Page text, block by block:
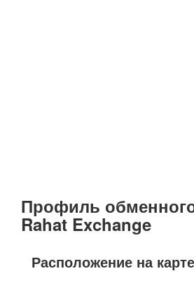
Профиль
Rahat Exchange
Расположение на карте